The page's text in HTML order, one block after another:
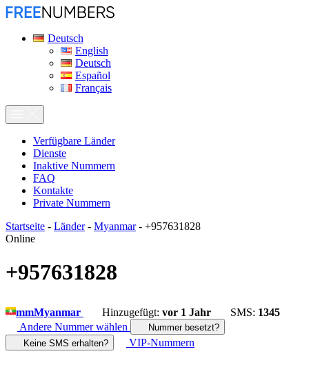
Deutsch
English
Deutsch
Español
Français
Verfügbare Länder
Dienste
Inaktive Nummern
FAQ
Kontakte
Private Nummern
Startseite - Länder- Myanmar- +957631828
Online
+957631828
mmMyanmar Hinzugefügt: vor 1 Jahr SMS: 1345
Andere Nummer wählen
Nummer besetzt?
Keine SMS erhalten?
VIP-Nummern